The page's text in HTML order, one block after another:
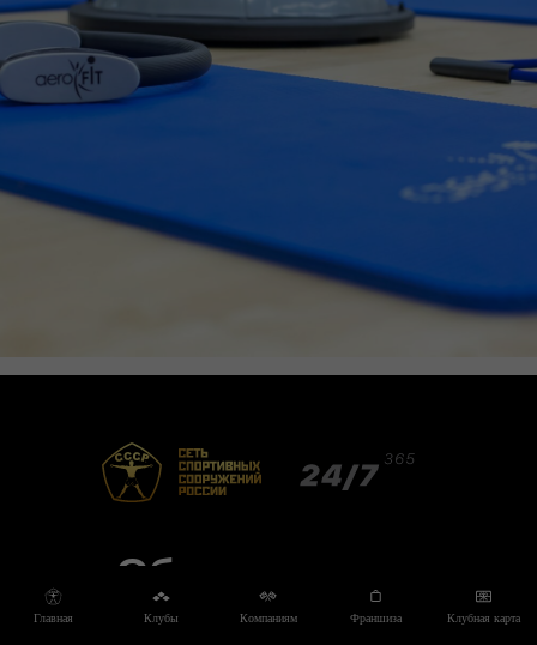
Главная Клубы Компаниям Франшиза Клубная карта
Оборудование
мирового уровня